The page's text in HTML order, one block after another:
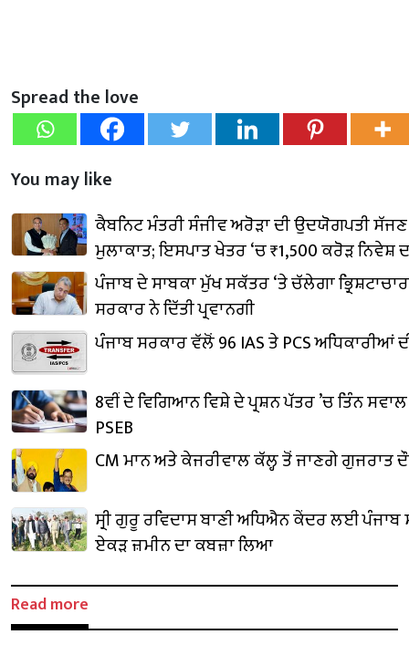
Spread the love
You may like
ਕੈਬਨਿਟ ਮੰਤਰੀ ਸੰਜੀਵ ਅਰੋੜਾ ਦੀ ਉਦਯੋਗਪਤੀ
ਮੁਲਾਕਾਤ; ਇਸਪਾਤ ਖੇਤਰ ‘ਚ ₹1,500 ਕਰੋੜ ਨਿਵੇਸ਼
ਪੰਜਾਬ ਦੇ ਸਾਬਕਾ ਮੁੱਖ ਸਕੱਤਰ ‘ਤੇ ਚੱਲੇਗਾ
ਸਰਕਾਰ ਨੇ ਦਿੱਤੀ ਪ੍ਰਵਾਨਗੀ
ਪੰਜਾਬ ਸਰਕਾਰ ਵੱਲੋਂ 96 IAS ਤੇ PCS
8ਵੀਂ ਦੇ ਵਿਗਿਆਨ ਵਿਸ਼ੇ ਦੇ ਪ੍ਰਸ਼ਨ ਪੱਤਰ ’ਚ ਤਿੰਨ
PSEB
CM ਮਾਨ ਅਤੇ ਕੇਜਰੀਵਾਲ ਕੱਲ੍ਹ ਤੋਂ ਜਾਣਗੇ ਗੁਜਰਾਤ
ਸ੍ਰੀ ਗੁਰੂ ਰਵਿਦਾਸ ਬਾਣੀ ਅਧਿਐਨ ਕੇਂਦਰ ਲਈ ਪੰਜਾਬ
ਏਕੜ ਜ਼ਮੀਨ ਦਾ ਕਬਜ਼ਾ ਲਿਆ
Read more